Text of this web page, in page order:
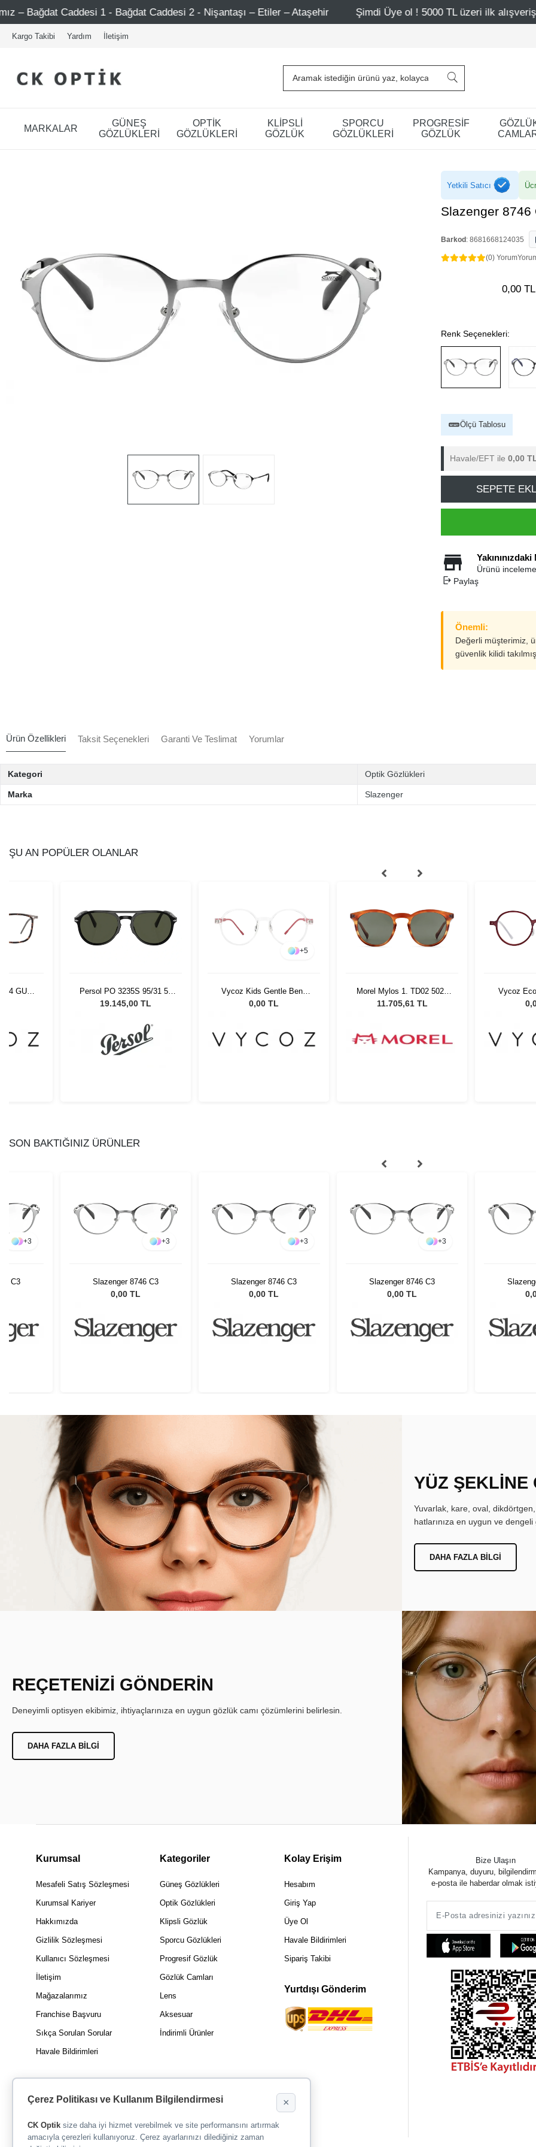
1 - Bağdat Caddesi 2 - Nişantaşı – Etiler – Ataşehir Şimdi Üye ol ! 5000 TL üzeri ilk alışverişinde 500 TL
Kargo Takibi Yardım İletişim
MARKALAR
GÜNEŞ
GÖZLÜKLERİ
OPTİK
GÖZLÜKLERİ
KLİPSLİ
GÖZLÜK
SPORCU
GÖZLÜKLERİ
PROGRESİF
GÖZLÜK
Yetkili Satıcı
Slazenger 8746
Barkod : 8681668124035
(0) Yorum
0,00 TL
Renk Seçenekleri:
Ölçü Tablosu
Havale/EFT ile 0,00
SEPETE
Ürünü
Paylaş
Önemli:
Değerli müşterimiz,
güvenlik kilidi
Ürün Özellikleri Taksit Seçenekleri Garanti Ve Teslimat Yorumlar
Kategori Optik Gözlükleri
Marka Slazenger
ŞU AN POPÜLER OLANLAR
GUN-
Persol PO 3235S 95/31 55
Unisex Güneş Gözlüğü
19.145,00 TL
+5
Vycoz Kids Gentle Benn
CRT 46-17 135
0,00 TL
Morel Mylos 1. TD02 5021
Unisex Güneş Gözlüğü
11.705,61 TL
Vycoz
RED
SON BAKTIĞINIZ ÜRÜNLER
+3
C3
+3
Slazenger 8746 C3
0,00 TL
+3
Slazenger 8746 C3
0,00 TL
+3
Slazenger 8746 C3
0,00 TL
YÜZ ŞEKLİNE
Yuvarlak, kare, oval,
hatlarınıza en uygun ve
DAHA FAZLA BILGI
REÇETENİZİ GÖNDERİN
Deneyimli optisyen ekibimiz, ihtiyaçlarınıza en uygun gözlük camı çözümlerini belirlesin.
DAHA FAZLA BILGI
Kurumsal
Mesafeli Satış Sözleşmesi
Kurumsal Kariyer
Hakkımızda
Gizlilik Sözleşmesi
Kullanıcı Sözleşmesi
İletişim
Mağazalarımız
Franchise Başvuru
Sıkça Sorulan Sorular
Havale Bildirimleri
Kategoriler
Güneş Gözlükleri
Optik Gözlükleri
Klipsli Gözlük
Sporcu Gözlükleri
Progresif Gözlük
Gözlük Camları
Lens
Aksesuar
İndirimli Ürünler
Kolay Erişim
Hesabım
Giriş Yap
Üye Ol
Havale Bildirimleri
Sipariş Takibi
Yurtdışı Gönderim
Bize Ulaşın
Kampanya, duyuru,
e-posta ile haberdar olmak
Çerez Politikası ve Kullanım Bilgilendirmesi ×
CK Optik size daha iyi hizmet verebilmek ve site performansını artırmak
amacıyla çerezleri kullanıyoruz. Çerez ayarlarınızı dilediğiniz zaman